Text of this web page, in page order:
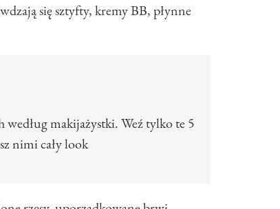
się sztyfty, kremy BB, płynne
według makijażystki. Weź tylko te 5
nimi cały look